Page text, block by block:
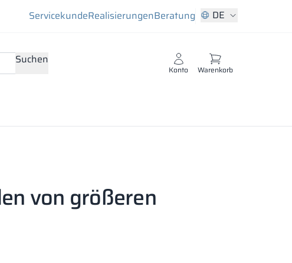
ServicekundeRealisierungenBeratung DE
Suchen
Konto Warenkorb
von größeren